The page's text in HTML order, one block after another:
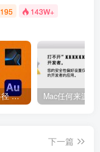
195 143W+
宿主添加插件路径 插件路径设置 VSTPlugins路径
下一篇